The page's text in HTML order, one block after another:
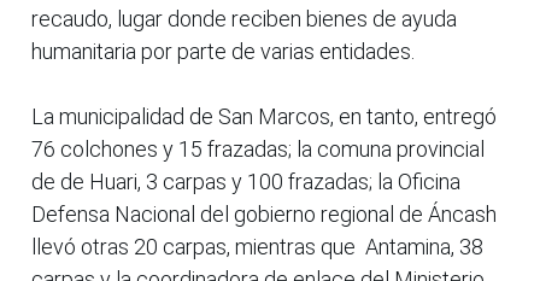
recaudo, lugar donde reciben bienes de ayuda
humanitaria por parte de varias entidades.
La municipalidad de San Marcos, en tanto, entregó
76 colchones y 15 frazadas; la comuna provincial
de de Huari, 3 carpas y 100 frazadas; la Oficina
Defensa Nacional del gobierno regional de Áncash
llevó otras 20 carpas, mientras que Antamina, 38